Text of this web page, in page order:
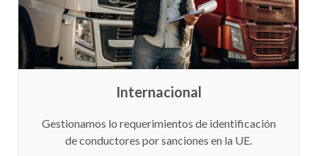
Gestionamos lo requerimientos de identificación